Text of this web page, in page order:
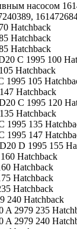
насосом
Hatchback
Hatchback
Hatchback
C 1995 100
Hatchback
1995 105
Hatchback
C 1995 120
Hatchback
1995 135
1995 147
D 1995 155
Hatchback
Hatchback
Hatchback
Hatchback
240 Hatchback
2979 235
2979 240